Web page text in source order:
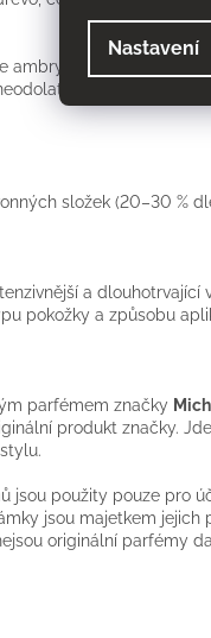
Nastavení
ambry, pižma a tonky,
dojem.
složek (20–30 %
a dlouhotrvající
pokožky a způsobu
parfémem značky
produkt značky.
jsou použity pouze pro
jsou majetkem jejich
originální parfémy